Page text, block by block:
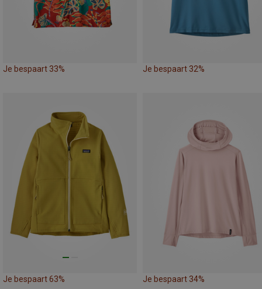
Je bespaart 33% Je bespaart 32%
Je bespaart 63% Je bespaart 34%